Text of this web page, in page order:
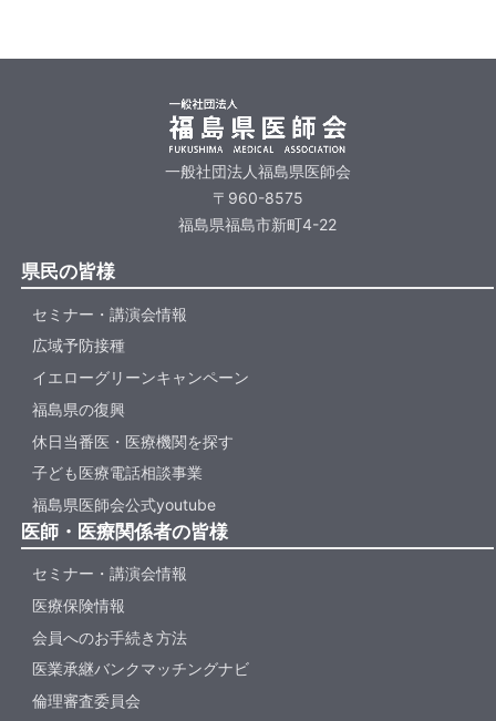
一般社団法人福島県医師会
〒960-8575
福島県福島市新町4-22
県民の皆様
セミナー・講演会情報
広域予防接種
イエローグリーンキャンペーン
福島県の復興
休日当番医・医療機関を探す
子ども医療電話相談事業
福島県医師会公式youtube
医師・医療関係者の皆様
セミナー・講演会情報
医療保険情報
会員へのお手続き方法
医業承継バンクマッチングナビ
倫理審査委員会